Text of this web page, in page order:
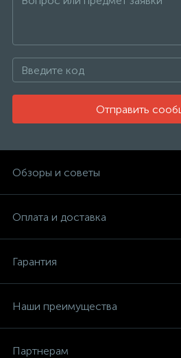
Отправить
Обзоры и советы
Оплата и доставка
Гарантия
Наши преимущества
Партнерам